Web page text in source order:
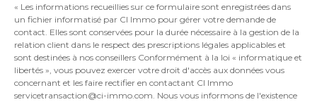
« Les informations recueillies sur ce formulaire sont enregistrées dans
un fichier informatisé par CI Immo pour gérer votre demande de
contact. Elles sont conservées pour la durée nécessaire à la gestion de la
relation client dans le respect des prescriptions légales applicables et
sont destinées à nos conseillers Conformément à la loi « informatique et
libertés », vous pouvez exercer votre droit d'accès aux données vous
concernant et les faire rectifier en contactant CI Immo
servicetransaction@ci-immo.com. Nous vous informons de l'existence